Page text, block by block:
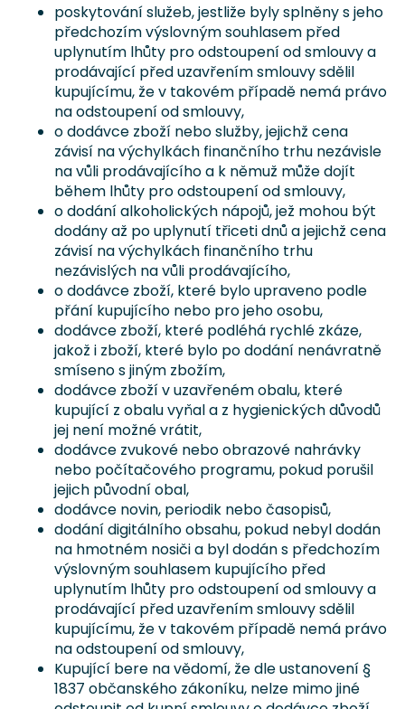
poskytování služeb, jestliže byly splněny s jeho
předchozím výslovným souhlasem před
uplynutím lhůty pro odstoupení od smlouvy a
prodávající před uzavřením smlouvy sdělil
kupujícímu, že v takovém případě nemá právo
na odstoupení od smlouvy,
o dodávce zboží nebo služby, jejichž cena
závisí na výchylkách finančního trhu nezávisle
na vůli prodávajícího a k němuž může dojít
během lhůty pro odstoupení od smlouvy,
o dodání alkoholických nápojů, jež mohou být
dodány až po uplynutí třiceti dnů a jejichž cena
závisí na výchylkách finančního trhu
nezávislých na vůli prodávajícího,
o dodávce zboží, které bylo upraveno podle
přání kupujícího nebo pro jeho osobu,
dodávce zboží, které podléhá rychlé zkáze,
jakož i zboží, které bylo po dodání nenávratně
smíseno s jiným zbožím,
dodávce zboží v uzavřeném obalu, které
kupující z obalu vyňal a z hygienických důvodů
jej není možné vrátit,
dodávce zvukové nebo obrazové nahrávky
nebo počítačového programu, pokud porušil
jejich původní obal,
dodávce novin, periodik nebo časopisů,
dodání digitálního obsahu, pokud nebyl dodán
na hmotném nosiči a byl dodán s předchozím
výslovným souhlasem kupujícího před
uplynutím lhůty pro odstoupení od smlouvy a
prodávající před uzavřením smlouvy sdělil
kupujícímu, že v takovém případě nemá právo
na odstoupení od smlouvy,
Kupující bere na vědomí, že dle ustanovení §
1837 občanského zákoníku, nelze mimo jiné